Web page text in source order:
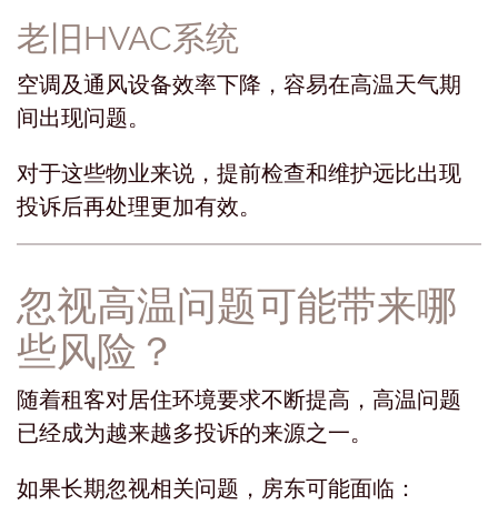
老旧HVAC系统
空调及通风设备效率下降，容易在高温天气期
间出现问题。
对于这些物业来说，提前检查和维护远比出现
投诉后再处理更加有效。
忽视高温问题可能带来哪
些风险？
随着租客对居住环境要求不断提高，高温问题
已经成为越来越多投诉的来源之一。
如果长期忽视相关问题，房东可能面临：